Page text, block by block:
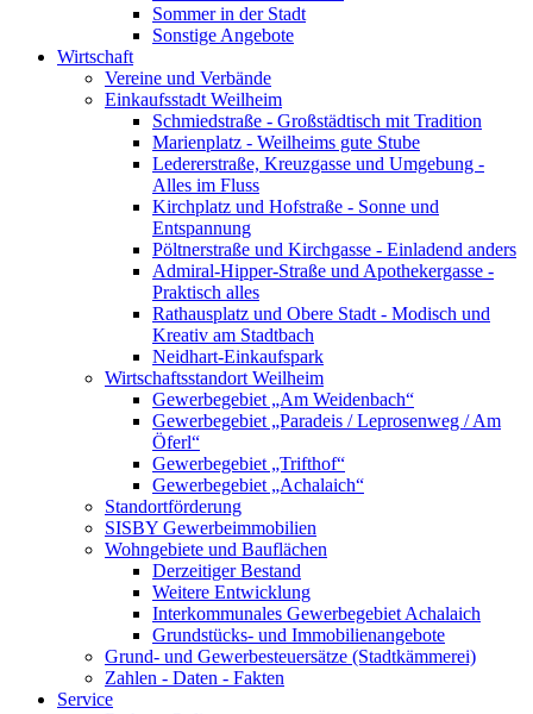
Sommer in der Stadt
Sonstige Angebote
Wirtschaft
Vereine und Verbände
Einkaufsstadt Weilheim
Schmiedstraße - Großstädtisch mit Tradition
Marienplatz - Weilheims gute Stube
Ledererstraße, Kreuzgasse und Umgebung -
Alles im Fluss
Kirchplatz und Hofstraße - Sonne und
Entspannung
Pöltnerstraße und Kirchgasse - Einladend anders
Admiral-Hipper-Straße und Apothekergasse -
Praktisch alles
Rathausplatz und Obere Stadt - Modisch und
Kreativ am Stadtbach
Neidhart-Einkaufspark
Wirtschaftsstandort Weilheim
Gewerbegebiet „Am Weidenbach“
Gewerbegebiet „Paradeis / Leprosenweg / Am
Öferl“
Gewerbegebiet „Trifthof“
Gewerbegebiet „Achalaich“
Standortförderung
SISBY Gewerbeimmobilien
Wohngebiete und Bauflächen
Derzeitiger Bestand
Weitere Entwicklung
Interkommunales Gewerbegebiet Achalaich
Grundstücks- und Immobilienangebote
Grund- und Gewerbesteuersätze (Stadtkämmerei)
Zahlen - Daten - Fakten
Service